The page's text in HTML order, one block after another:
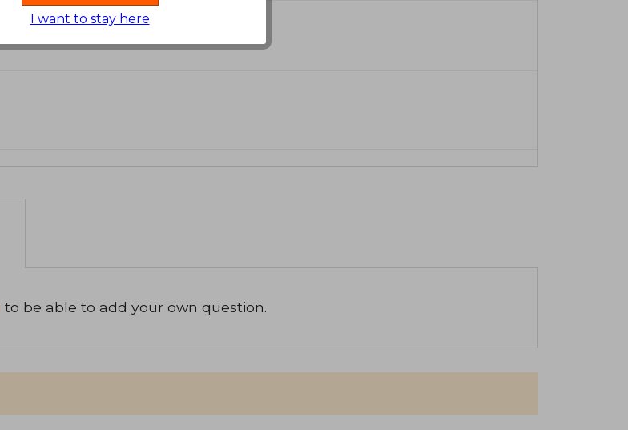
to be able to add your own question.
I want to stay here